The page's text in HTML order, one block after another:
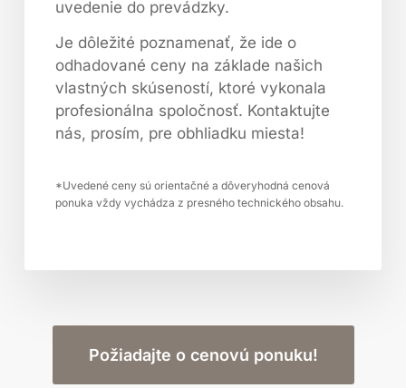
uvedenie do prevádzky.
Je dôležité poznamenať, že ide o
odhadované ceny na základe našich
vlastných skúseností, ktoré vykonala
profesionálna spoločnosť. Kontaktujte
nás, prosím, pre obhliadku miesta!
*Uvedené ceny sú orientačné a dôveryhodná cenová
ponuka vždy vychádza z presného technického obsahu.
Požiadajte o cenovú ponuku!